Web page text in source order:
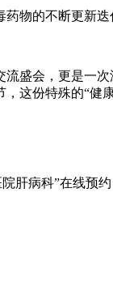
的不断更新迭
会，更是一次
这份特殊的“健
科”在线预约